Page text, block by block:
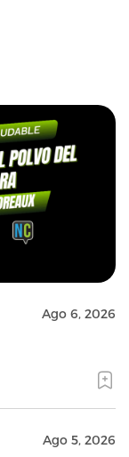
Ago 6, 2026
Ago 5, 2026